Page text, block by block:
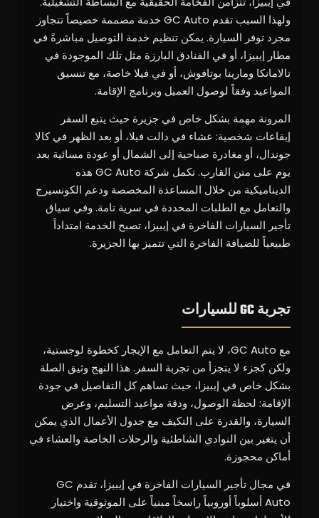
ولهذا السبب تقدم GC Auto خدمة مصممة خصيصاً تتجاوز
مجرد توفر السيارة. يمكن تنظيم خدمة التوصيل مباشرةً في
مطار إيبيزا، أو في الفنادق البارزة مثل تلك الموجودة في
تالامانكا ومارينا بوتافوش، أو في فيلا خاصة، مع تنسيق
المواعيد وفقاً لوصول العميل وبرنامج الإقامة.
المرونة مهمة بشكل خاص في جزيرة حيث يتبع السفر
إيقاعات شخصية: عشاء في دالت فيلا، أو بعد الظهر في كالا
جوندال، أو مغادرة صباحية إلى الشمال أو عودة مسائية بعد
يوم على متن القارب. تكمل شركة GC Auto هذه
الديناميكية من خلال المساعدة المخصصة ودعم الكونسيرج
والتعامل مع الطلبات المحددة في سرية تامة. وفي سياق
تأجير السيارات الفاخرة في إيبيزا، تصبح الخدمة امتداداً
طبيعياً للضيافة الفاخرة التي تتميز بها الجزيرة.
تجربة GC للسيارات
مع GC Auto، لا يتم التعامل مع الإيجار كخطوة لوجستية،
ولكن كجزء لا يتجزأ من تجربة السفر. هذا النهج وثيق الصلة
بشكل خاص في إيبيزا، حيث تساهم كل التفاصيل في جودة
الإقامة: لحظة الوصول، ودقة مواعيد التسليم، وعرض
السيارة، والقدرة على التكيف مع جدول الأعمال الذي يمكن
أن يتغير بين النوادي الشاطئية والرحلات الخاصة والعشاء في
أماكن محجوزة.
في مجال تأجير السيارات الفاخرة في إيبيزا، تقدم GC
Auto أسلوباً أوروبياً راسخاً مبنياً على الموثوقية واختيار